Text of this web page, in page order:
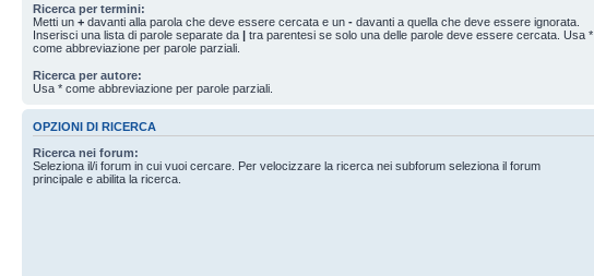
Ricerca per termini:
Metti un + davanti alla parola che deve essere cercata e un - davanti a quella che deve essere ignorata.
Inserisci una lista di parole separate da | tra parentesi se solo una delle parole deve essere cercata. Usa *
come abbreviazione per parole parziali.
Ricerca per autore:
Usa * come abbreviazione per parole parziali.
OPZIONI DI RICERCA
Ricerca nei forum:
Seleziona il/i forum in cui vuoi cercare. Per velocizzare la ricerca nei subforum seleziona il forum
principale e abilita la ricerca.